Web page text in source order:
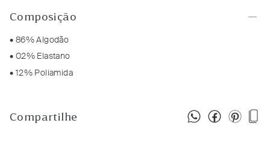
Composição
• 86% Algodão
• 02% Elastano
• 12% Poliamida
Compartilhe